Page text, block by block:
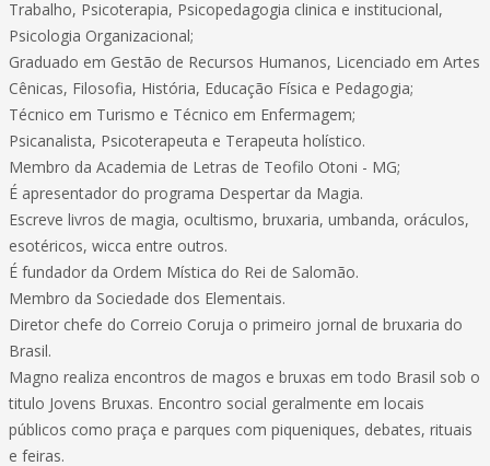
Trabalho, Psicoterapia, Psicopedagogia clinica e institucional,
Psicologia Organizacional;
Graduado em Gestão de Recursos Humanos, Licenciado em Artes
Cênicas, Filosofia, História, Educação Física e Pedagogia;
Técnico em Turismo e Técnico em Enfermagem;
Psicanalista, Psicoterapeuta e Terapeuta holístico.
Membro da Academia de Letras de Teofilo Otoni - MG;
É apresentador do programa Despertar da Magia.
Escreve livros de magia, ocultismo, bruxaria, umbanda, oráculos,
esotéricos, wicca entre outros.
É fundador da Ordem Mística do Rei de Salomão.
Membro da Sociedade dos Elementais.
Diretor chefe do Correio Coruja o primeiro jornal de bruxaria do
Brasil.
Magno realiza encontros de magos e bruxas em todo Brasil sob o
titulo Jovens Bruxas. Encontro social geralmente em locais
públicos como praça e parques com piqueniques, debates, rituais
e feiras.